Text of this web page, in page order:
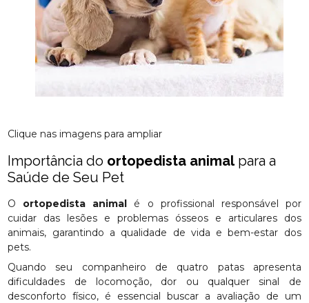
Clique nas imagens para ampliar
Importância do ortopedista animalpara a
Saúde de Seu Pet
O ortopedista animal é o profissional responsável por
cuidar das lesões e problemas ósseos e articulares dos
animais, garantindo a qualidade de vida e bem-estar dos
pets.
Quando seu companheiro de quatro patas apresenta
dificuldades de locomoção, dor ou qualquer sinal de
desconforto físico, é essencial buscar a avaliação de um